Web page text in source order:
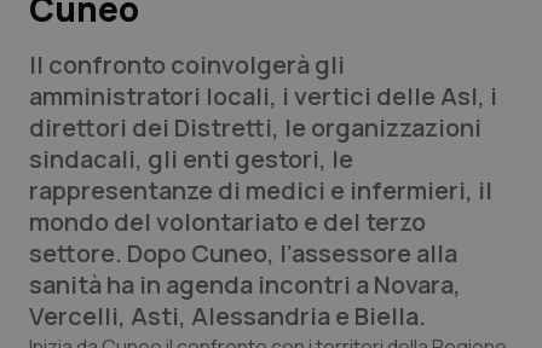
Lettere al direttore
Edizioni Regionali
QS Pro
Professionisti Sanitari.AI
Abruzzo
Basilicata
QS Pro Gold
Artrite & artrosi
QS Club Newsletter
Il confronto coinvolgerà gli
amministratori locali, i vertici delle Asl, i
direttori dei Distretti, le organizzazioni
sindacali, gli enti gestori, le
rappresentanze di medici e infermieri, il
mondo del volontariato e del terzo
settore. Dopo Cuneo, l’assessore alla
sanità ha in agenda incontri a Novara,
Vercelli, Asti, Alessandria e Biella.